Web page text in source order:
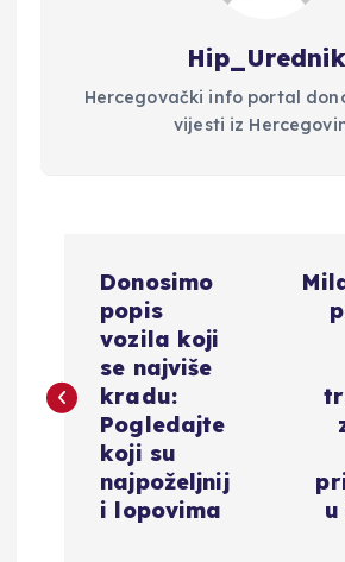
Hip_Urednik
Hercegovački info portal
vijesti iz
v
Donosimo
popis
vozila koji
se najviše
kradu:
Pogledajte
koji su
najpoželjnij
i lopovima